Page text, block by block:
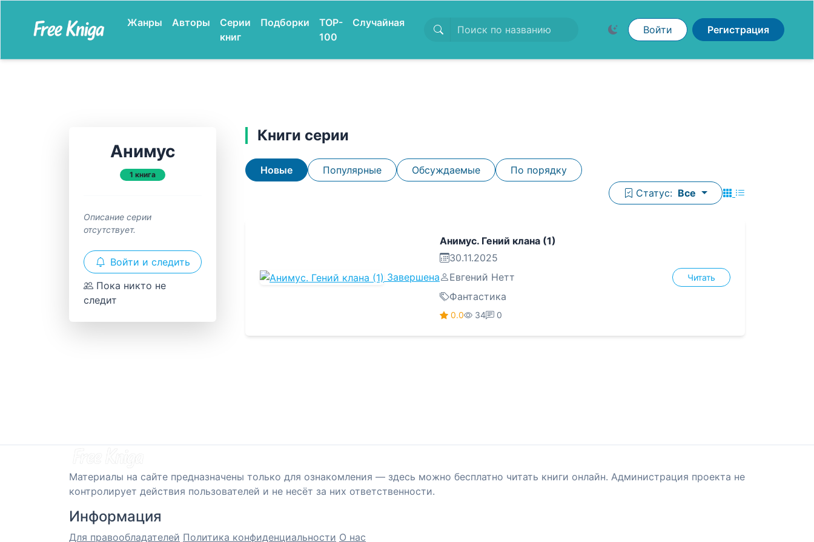
Жанры Авторы
Серии
книг
Подборки
TOP-
100
Случайная
Войти Регистрация
Анимус
1 книга
Описание серии
отсутствует.
Войти и следить
Пока никто не
следит
Книги серии
Новые Популярные Обсуждаемые
По порядку
Статус: Все
Завершена
Анимус. Гений клана (1)
30.11.2025
Евгений Нетт
Фантастика
0.0 34 0
Читать
Материалы на сайте предназначены только для ознакомления — здесь можно бесплатно читать книги онлайн. Администрация проекта не
контролирует действия пользователей и не несёт за них ответственности.
Информация
Для правообладателей Политика конфиденциальности О нас